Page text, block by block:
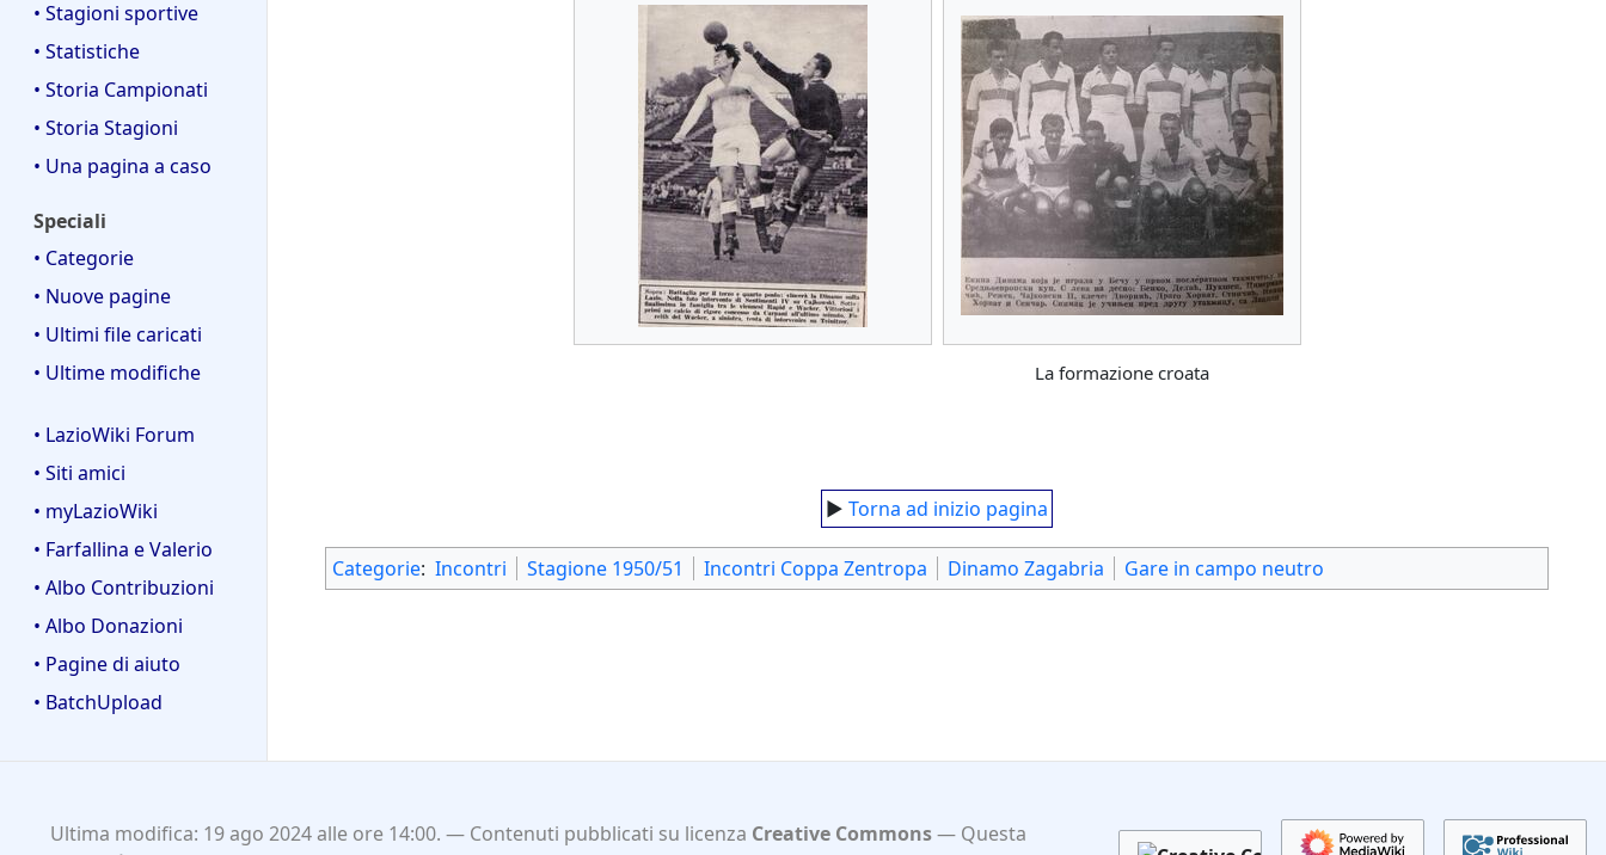
• Stagioni sportive
• Statistiche
• Storia Campionati
• Storia Stagioni
• Una pagina a caso
Speciali
• Categorie
• Nuove pagine
• Ultimi file caricati
• Ultime modifiche
• LazioWiki Forum
• Siti amici
• myLazioWiki
• Farfallina e Valerio
• Albo Contribuzioni
• Albo Donazioni
• Pagine di aiuto
• BatchUpload
La formazione croata
► Torna ad inizio pagina
Categorie: Incontri Stagione 1950/51 Incontri Coppa Zentropa Dinamo Zagabria Gare in campo neutro
Ultima modifica: 19 ago 2024 alle ore 14:00. Contenuti pubblicati su licenza Creative Commons
Questa